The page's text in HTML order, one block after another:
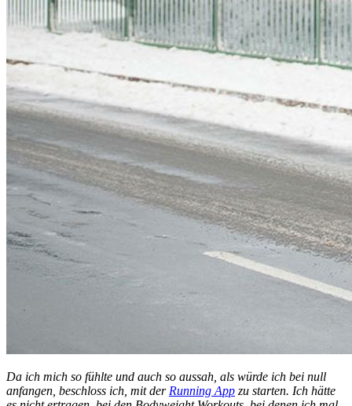
Da ich mich so fühlte und auch so aussah, als würde ich bei null
anfangen, beschloss ich, mit der Running App zu starten. Ich hätte